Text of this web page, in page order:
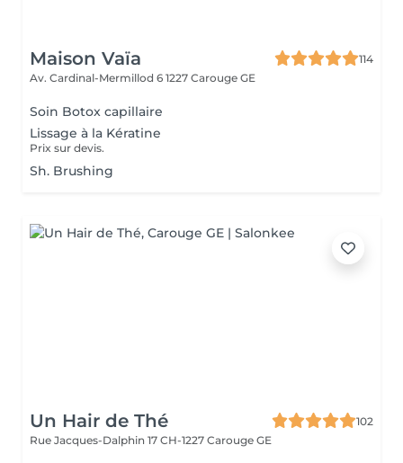
Maison Vaïa
114
Av. Cardinal-Mermillod 6 1227 Carouge GE
Soin Botox capillaire
Lissage à la Kératine
Prix sur devis.
Sh. Brushing
Un Hair de Thé
102
Rue Jacques-Dalphin 17 CH-1227 Carouge GE